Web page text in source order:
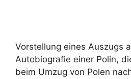
Vorstellung eines Auszugs
Autobiografie einer Polin,
beim Umzug von Polen